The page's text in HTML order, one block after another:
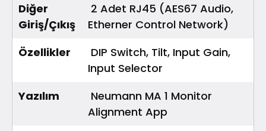
Diğer
Giriş/Çıkış
2 Adet RJ45 (AES67 Audio,
Etherner Control Network)
Özellikler
DIP Switch, Tilt, Input Gain,
Input Selector
Yazılım
Neumann MA 1 Monitor
Alignment App